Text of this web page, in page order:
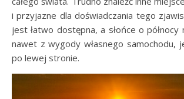
i przyjazne dla doświadczania tego
jest łatwo dostępna, a słońce o północy
nawet z wygody własnego samochodu,
po lewej stronie.